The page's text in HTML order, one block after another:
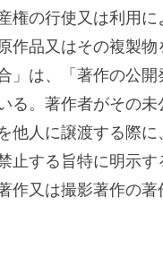
権の行使又は利用
作品又はその複製
」は、「著作の公
る。著作者がその
他人に譲渡する際
止する旨特に明示
作又は撮影著作の